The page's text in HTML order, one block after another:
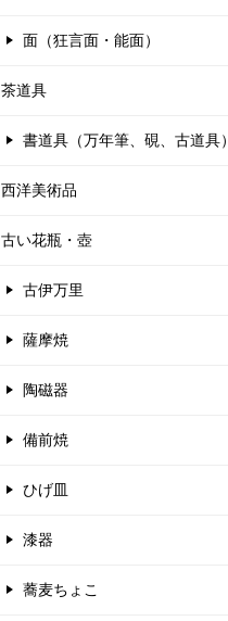
面（狂言面・能面）
茶道具
書道具（万年筆、硯、古道具）
西洋美術品
古い花瓶・壺
古伊万里
薩摩焼
陶磁器
備前焼
ひげ皿
漆器
蕎麦ちょこ